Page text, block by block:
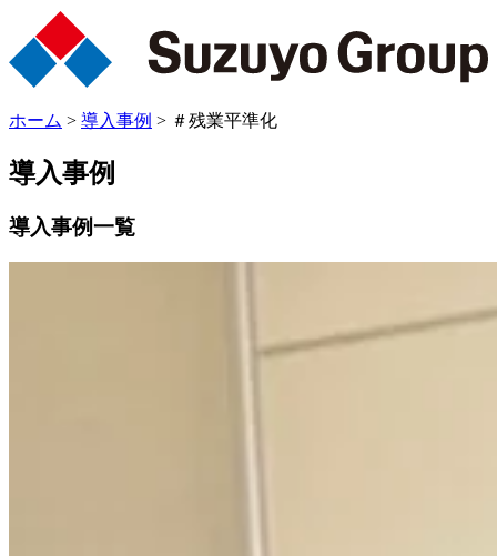
ホーム > 導入事例 > ＃残業平準化
導入事例
導入事例一覧